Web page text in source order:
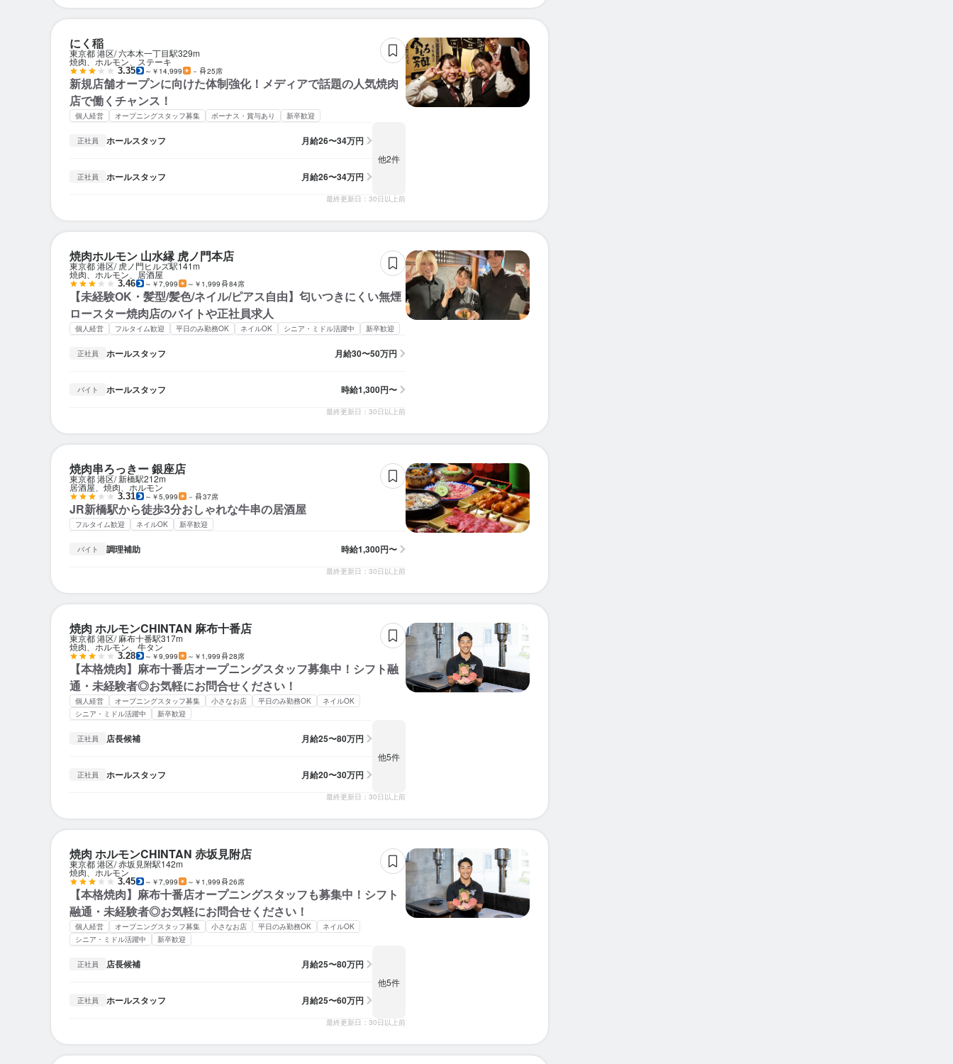
にく稲
東京都 港区 六本木一丁目駅329m
焼肉、ホルモン、ステーキ
3.35 ～￥14,999 － 25席
新規店舗オープンに向けた体制強化！メディアで話題の人気焼肉
店で働くチャンス！
個人経営 オープニングスタッフ募集 ボーナス・賞与あり 新卒歓迎
正社員 ホールスタッフ 月給26〜34万円
正社員 ホールスタッフ 月給26〜34万円
他2件
最終更新日：30日以上前
焼肉ホルモン 山水縁 虎ノ門本店
東京都 港区 虎ノ門ヒルズ駅141m
焼肉、ホルモン、居酒屋
3.46 ～￥7,999 ～￥1,999 84席
【未経験OK・髪型/髪色/ネイル/ピアス自由】匂いつきにくい無煙
ロースター焼肉店のバイトや正社員求人
個人経営 フルタイム歓迎 平日のみ勤務OK ネイルOK シニア・ミドル活躍中 新卒歓迎
正社員 ホールスタッフ 月給30〜50万円
バイト ホールスタッフ 時給1,300円〜
最終更新日：30日以上前
焼肉串ろっきー 銀座店
東京都 港区 新橋駅212m
居酒屋、焼肉、ホルモン
3.31 ～￥5,999 － 37席
JR新橋駅から徒歩3分おしゃれな牛串の居酒屋
フルタイム歓迎 ネイルOK 新卒歓迎
バイト 調理補助 時給1,300円〜
最終更新日：30日以上前
焼肉 ホルモンCHINTAN 麻布十番店
東京都 港区 麻布十番駅317m
焼肉、ホルモン、牛タン
3.28 ～￥9,999 ～￥1,999 28席
【本格焼肉】麻布十番店オープニングスタッフ募集中！シフト融
通・未経験者◎お気軽にお問合せください！
個人経営 オープニングスタッフ募集 小さなお店 平日のみ勤務OK
ネイルOK
シニア・ミドル活躍中
新卒歓迎
正社員 店長候補 月給25〜80万円
正社員 ホールスタッフ 月給20〜30万円
他5件
最終更新日：30日以上前
焼肉 ホルモンCHINTAN 赤坂見附店
東京都 港区 赤坂見附駅142m
焼肉、ホルモン
3.45 ～￥7,999 ～￥1,999 26席
【本格焼肉】麻布十番店オープニングスタッフも募集中！シフト
融通・未経験者◎お気軽にお問合せください！
個人経営 オープニングスタッフ募集 小さなお店 平日のみ勤務OK
ネイルOK
シニア・ミドル活躍中
新卒歓迎
正社員 店長候補 月給25〜80万円
正社員 ホールスタッフ 月給25〜60万円
他5件
最終更新日：30日以上前
店長候補
店長候補 月給：
ホールスタッフ
調理補助 時給：
店長候補
ホールスタッフ 月給：
店長候補
ホールスタッフ 月給：
店長候補
ホールスタッフ 月給：
店長候補
ホールスタッフ 月給：
ホールスタッフ
ホールスタッフ 月給：
ホールスタッフ
ホールスタッフ
調理補助
店長候補
ホールスタッフ 月給：
店長候補
ホールスタッフ 月給：
ホールスタッフ
ホールスタッフ
調理師・調理スタッフ
調理師・調理スタッフ
ホールスタッフ 時給：
ホールスタッフ
調理師・調理スタッフ
調理師・調理スタッフ
ホールスタッフ 時給：
ホールスタッフ
調理師・調理スタッフ
調理師・調理スタッフ
店長候補
ホールスタッフ 月給：
店長候補
ホールスタッフ 月給：